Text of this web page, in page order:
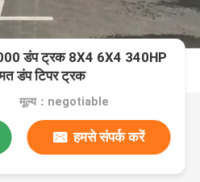
डंप ट्रक 8X4 6X4 340HP
डंप टिपर ट्रक
मूल्य：negotiable
हमसे संपर्क करें